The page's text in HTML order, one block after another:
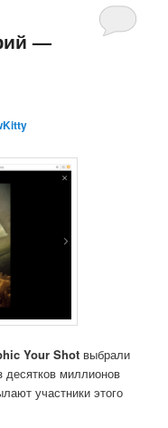
—
Your Shot выбрали
десятков миллионов
участники этого